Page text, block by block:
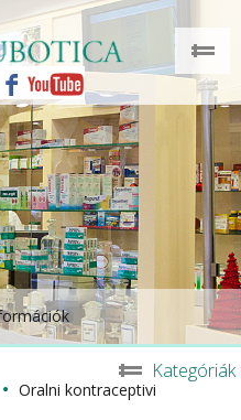
Kategóriák
Oralni kontraceptivi